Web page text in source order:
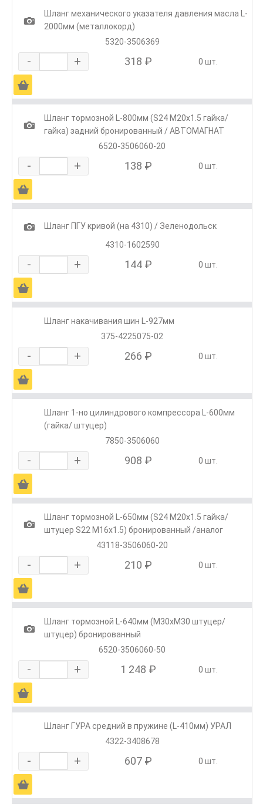
1
Шланг механического указателя давления масла L-
2000мм (металлокорд)
5320-3506369
- + 318 ₽ 0 шт.
Ä
1
Шланг тормозной L-800мм (S24 М20х1.5 гайка/
гайка) задний бронированный / АВТОМАГНАТ
6520-3506060-20
- + 138 ₽ 0 шт.
Ä
1
Шланг ПГУ кривой (на 4310) / Зеленодольск
4310-1602590
- + 144 ₽ 0 шт.
Ä
Шланг накачивания шин L-927мм
375-4225075-02
- + 266 ₽ 0 шт.
Ä
Шланг 1-но цилиндрового компрессора L-600мм
(гайка/ штуцер)
7850-3506060
- + 908 ₽ 0 шт.
Ä
1
Шланг тормозной L-650мм (S24 M20х1.5 гайка/
штуцер S22 M16х1.5) бронированный /аналог
43118-3506060-20
- + 210 ₽ 0 шт.
Ä
1
Шланг тормозной L-640мм (М30хМ30 штуцер/
штуцер) бронированный
6520-3506060-50
- + 1 248 ₽ 0 шт.
Ä
Шланг ГУРА средний в пружине (L-410мм) УРАЛ
4322-3408678
- + 607 ₽ 0 шт.
Ä